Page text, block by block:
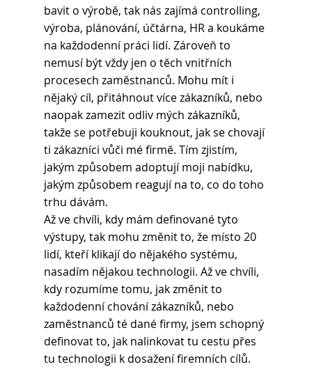
bavit o výrobě, tak nás zajímá controlling,
výroba, plánování, účtárna, HR a koukáme
na každodenní práci lidí. Zároveň to
nemusí být vždy jen o těch vnitřních
procesech zaměstnanců. Mohu mít i
nějaký cíl, přitáhnout více zákazníků, nebo
naopak zamezit odliv mých zákazníků,
takže se potřebuji kouknout, jak se chovají
ti zákazníci vůči mé firmě. Tím zjistím,
jakým způsobem adoptují moji nabídku,
jakým způsobem reagují na to, co do toho
trhu dávám.
Až ve chvíli, kdy mám definované tyto
výstupy, tak mohu změnit to, že místo 20
lidí, kteří klikají do nějakého systému,
nasadím nějakou technologii. Až ve chvíli,
kdy rozumíme tomu, jak změnit to
každodenní chování zákazníků, nebo
zaměstnanců té dané firmy, jsem schopný
definovat to, jak nalinkovat tu cestu přes
tu technologii k dosažení firemních cílů.